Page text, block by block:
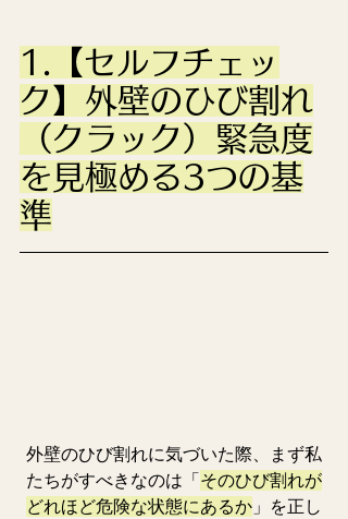
1.【セルフチェッ
ク】外壁のひび割れ
（クラック）緊急度
を見極める3つの基
準
外壁のひび割れに気づいた際、まず私
たちがすべきなのは「そのひび割れが
どれほど危険な状態にあるか 」を正し